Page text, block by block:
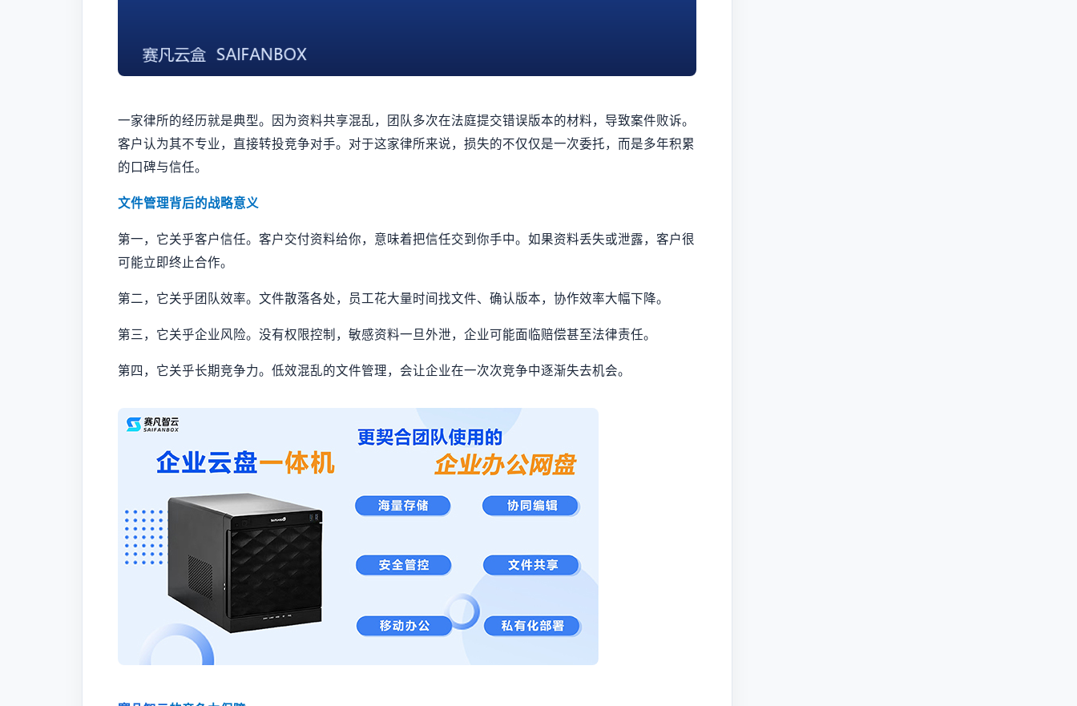
一家律所的经历就是典型。因为资料共享混乱，团队多次在法庭提交错误版本的材料，导致案件败诉。
客户认为其不专业，直接转投竞争对手。对于这家律所来说，损失的不仅仅是一次委托，而是多年积累
的口碑与信任。
文件管理背后的战略意义
第一，它关乎客户信任。客户交付资料给你，意味着把信任交到你手中。如果资料丢失或泄露，客户很
可能立即终止合作。
第二，它关乎团队效率。文件散落各处，员工花大量时间找文件、确认版本，协作效率大幅下降。
第三，它关乎企业风险。没有权限控制，敏感资料一旦外泄，企业可能面临赔偿甚至法律责任。
第四，它关乎长期竞争力。低效混乱的文件管理，会让企业在一次次竞争中逐渐失去机会。